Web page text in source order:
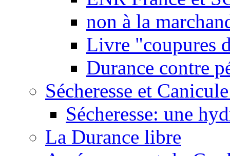
non à la
Livre "coupures
Durance contre
Sécheresse et
Sécheresse: une
La Durance libre